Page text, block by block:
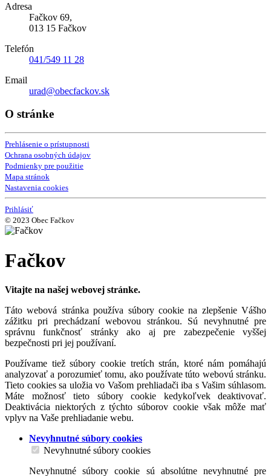
Adresa
Fačkov 69,
013 15 Fačkov
Telefón
041/549 11 28
Email
urad@obecfackov.sk
O stránke
Prehlásenie o prístupnosti
Ochrana osobných údajov
Podmienky pre použitie
Mapa stránok
Nastavenia cookies
Prihlásiť
© 2023 Obec Fačkov
Fačkov
Vitajte na našej webovej stránke.
Táto webová stránka používa súbory cookie na zlepšenie Vášho
zážitku pri prechádzaní webovou stránkou. Sú nevyhnutné pre
správnu funkčnosť stránky ako aj pre zabezpečenie vyššej
bezpečnosti pri jej používaní.
Používame tiež súbory cookie tretích strán, ktoré nám pomáhajú
analyzovať a porozumieť tomu, ako používate túto webovú stránku.
Tieto cookies sa uložia vo Vašom prehliadači iba s Vašim súhlasom.
Máte možnosť tieto súbory cookie kedykoľvek deaktivovať.
Deaktivácia niektorých z týchto súborov cookie však môže mať
vplyv na Vaše prehliadanie webu.
Nevyhnutné súbory cookies
Nevyhnutné súbory cookies
Nevyhnutné súbory cookie sú absolútne nevyhnutné pre